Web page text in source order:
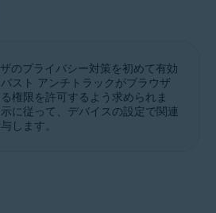
のプライバシー対策を初めて有効
スト アンチトラックがブラウザ
権限を許可するよう求められま
に従って、デバイスの設定で関連
します。